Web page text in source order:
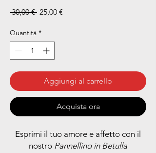
30,00 € Prezzo regolare
25,00 €
Quantità *
Aggiungi al carrello
Acquista ora
Esprimi il tuo amore e affetto con il
nostro Pannellino in Betulla